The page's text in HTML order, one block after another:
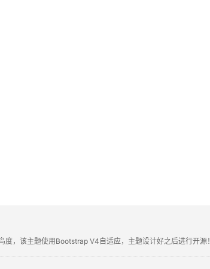
度，该主题使用Bootstrap V4自适应，主题设计好之后进行开源！